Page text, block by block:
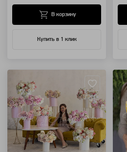
Купить в 1 клик
В корзину